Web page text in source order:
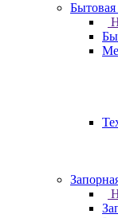
Бытовая